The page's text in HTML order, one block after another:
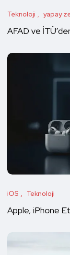
Teknoloji yapay
AFAD ve
iOS Teknoloji
Apple, iPhone